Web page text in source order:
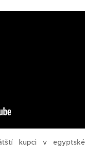
kupci v egyptské